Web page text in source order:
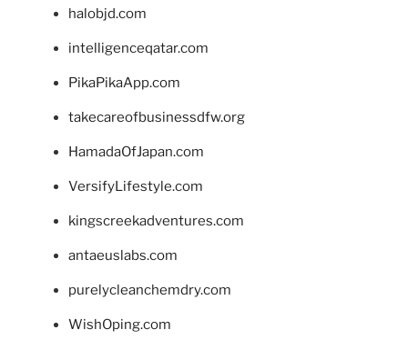
halobjd.com
intelligenceqatar.com
PikaPikaApp.com
takecareofbusinessdfw.org
HamadaOfJapan.com
VersifyLifestyle.com
kingscreekadventures.com
antaeuslabs.com
purelycleanchemdry.com
WishOping.com